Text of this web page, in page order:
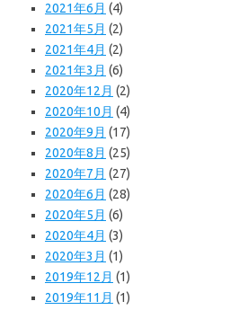
2021年6月 (4)
2021年5月 (2)
2021年4月 (2)
2021年3月 (6)
2020年12月 (2)
2020年10月 (4)
2020年9月 (17)
2020年8月 (25)
2020年7月 (27)
2020年6月 (28)
2020年5月 (6)
2020年4月 (3)
2020年3月 (1)
2019年12月 (1)
2019年11月 (1)